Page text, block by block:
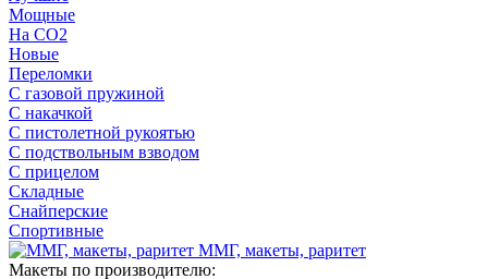
Мощные
На CO2
Новые
Переломки
С газовой пружиной
С накачкой
С пистолетной рукоятью
С подствольным взводом
С прицелом
Складные
Снайперские
Спортивные
ММГ, макеты, раритет
Макеты по производителю: